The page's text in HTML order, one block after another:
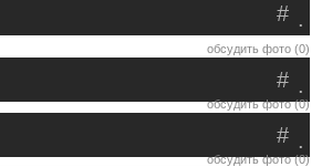
.
#
обсудить фото (0)
.
#
обсудить фото (0)
.
#
обсудить фото (0)